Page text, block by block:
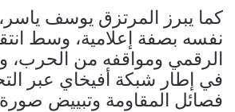
كما يبرز المرتزق يوسف
نفسه بصفة إعلامية، وسط
الرقمي ومواقفه من الحرب،
في إطار شبكة أفيخاي عبر
فصائل المقاومة وتبييض صورة